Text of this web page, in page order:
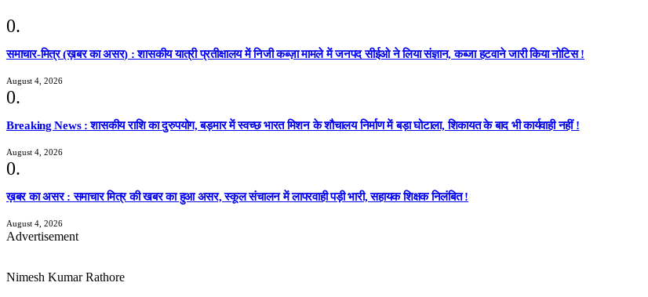
समाचार-मित्र (ख़बर का असर) : शासकीय यात्री प्रतीक्षालय में निजी कब्ज़ा मामले में जनपद सीईओ ने लिया संज्ञान, कब्जा हटवाने जारी किया नोटिस !
August 4, 2026
Breaking News : शासकीय राशि का दुरुपयोग, बड़मार में स्वच्छ भारत मिशन के शौचालय निर्माण में बड़ा घोटाला, शिकायत के बाद भी कार्यवाही नहीं !
August 4, 2026
ख़बर का असर : समाचार मित्र की खबर का हुआ असर, स्कूल संचालन में लापरवाही पड़ी भारी, सहायक शिक्षक निलंबित !
August 4, 2026
Advertisement
Nimesh Kumar Rathore